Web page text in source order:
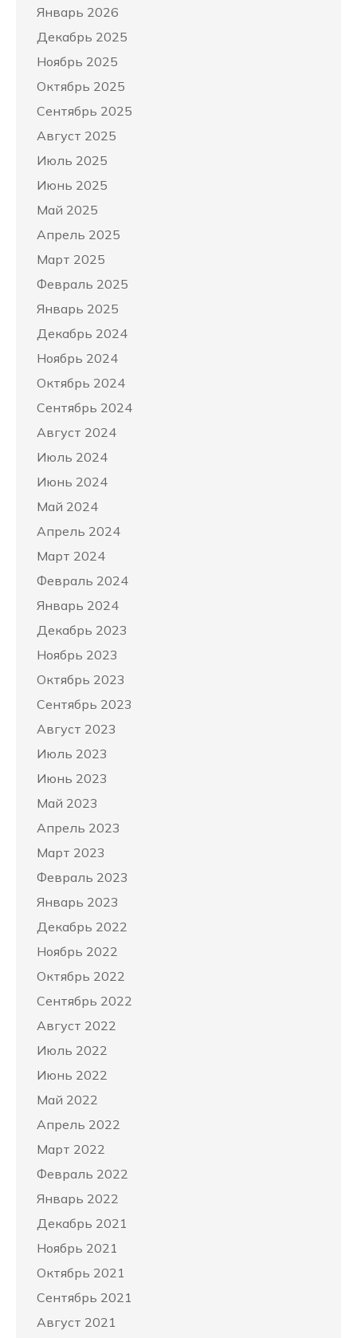
Январь 2026
Декабрь 2025
Ноябрь 2025
Октябрь 2025
Сентябрь 2025
Август 2025
Июль 2025
Июнь 2025
Май 2025
Апрель 2025
Март 2025
Февраль 2025
Январь 2025
Декабрь 2024
Ноябрь 2024
Октябрь 2024
Сентябрь 2024
Август 2024
Июль 2024
Июнь 2024
Май 2024
Апрель 2024
Март 2024
Февраль 2024
Январь 2024
Декабрь 2023
Ноябрь 2023
Октябрь 2023
Сентябрь 2023
Август 2023
Июль 2023
Июнь 2023
Май 2023
Апрель 2023
Март 2023
Февраль 2023
Январь 2023
Декабрь 2022
Ноябрь 2022
Октябрь 2022
Сентябрь 2022
Август 2022
Июль 2022
Июнь 2022
Май 2022
Апрель 2022
Март 2022
Февраль 2022
Январь 2022
Декабрь 2021
Ноябрь 2021
Октябрь 2021
Сентябрь 2021
Август 2021